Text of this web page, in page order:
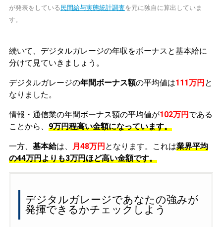
が発表をしている 民間給与実態統計調査を元に独自に算出していま
す。
続いて、デジタルガレージの年収をボーナスと基本給に
分けて見ていきましょう。
デジタルガレージの年間ボーナス額の平均値は111万円 と
なりました。
情報・通信業の年間ボーナス額の平均値が102万円 である
ことから、 9万円程高い金額になっています。
一方、 基本給は、 月48万円 となります。これは業界平均
の44万円よりも3万円ほど高い金額です。
デジタルガレージであなたの強みが
発揮できるかチェックしよう